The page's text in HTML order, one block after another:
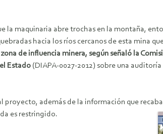
maquinaria abre trochas en la montaña,
hacia los ríos cercanos de esta mina
de influencia minera, según señaló la
Estado (DIAPA-0027-2012) sobre una
proyecto, además de la información que
es restringido.